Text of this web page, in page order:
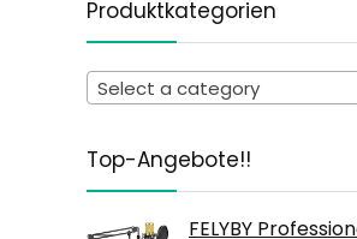
Produktkategorien
Select a category
Top-Angebote!!
FELYBY